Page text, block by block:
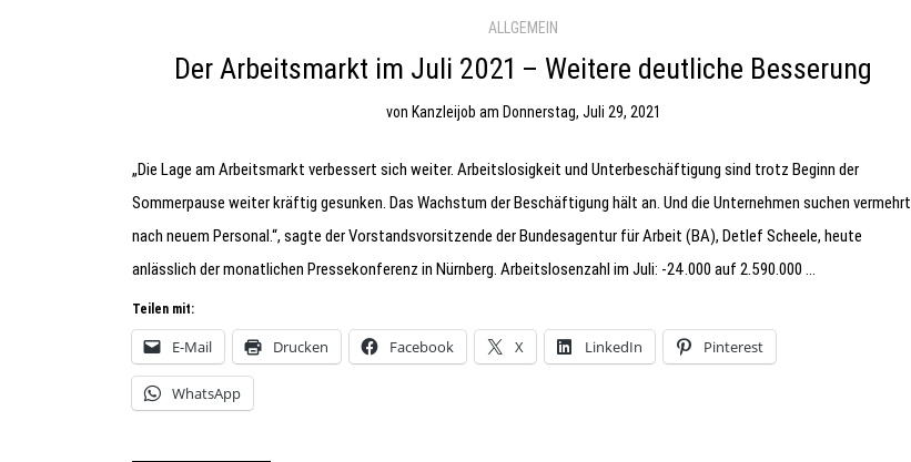
ALLGEMEIN
Der Arbeitsmarkt im Juli 2021 – Weitere deutliche Besserung
von Kanzleijob am Donnerstag, Juli 29, 2021
„Die Lage am Arbeitsmarkt verbessert sich weiter. Arbeitslosigkeit und Unterbeschäftigung sind trotz Beginn der
Sommerpause weiter kräftig gesunken. Das Wachstum der Beschäftigung hält an. Und die Unternehmen suchen vermehrt
nach neuem Personal.“, sagte der Vorstandsvorsitzende der Bundesagentur für Arbeit (BA), Detlef Scheele, heute
anlässlich der monatlichen Pressekonferenz in Nürnberg. Arbeitslosenzahl im Juli: -24.000 auf 2.590.000 …
Teilen mit:
E-Mail Drucken Facebook X LinkedIn Pinterest
WhatsApp